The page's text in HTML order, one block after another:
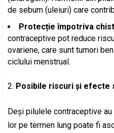
de sebum (uleiuri) care
Protecție împotriva
contraceptive pot reduce
ovariene, care sunt tumori
ciclului menstrual.
Posibile riscuri și efecte
Deși pilulele contraceptive
lor pe termen lung poate fi